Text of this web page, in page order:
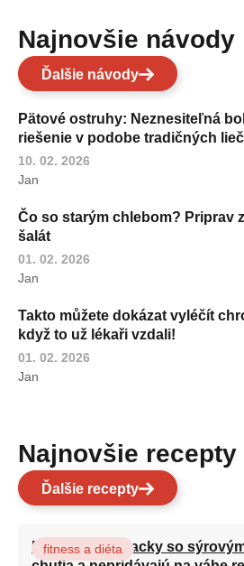
Najnovšie návody
Ďalšie návody
Pätové ostruhy: Neznesiteľná
riešenie v podobe tradičných
10. 02. 2026
Jan
Čo so starým chlebom? Priprav
šalát
01. 02. 2026
Jan
Takto můžete dokázat vyléčít
když to už lékaři vzdali!
01. 02. 2026
Jan
Najnovšie recepty
Ďalšie recepty
Brokolicové placky so
fitness a diéta